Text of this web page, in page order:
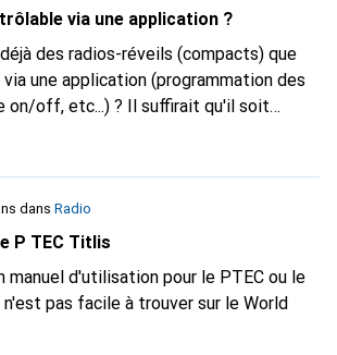
via une application ?
une application (programmation des
on/off, etc...) ? Il suffirait qu'il soit
dans Radio
P TEC Titlis
manuel d'utilisation pour le PTEC ou le
pas facile à trouver sur le World